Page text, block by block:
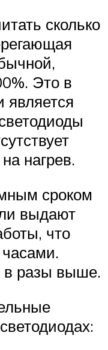
сколько
Это в
является
нагрев.
сроком
выдают
что
в разы выше.